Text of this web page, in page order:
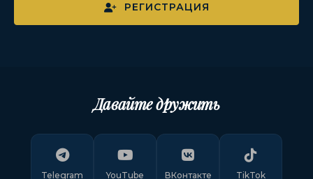
РЕГИСТРАЦИЯ
Давайте дружить
Telegram YouTube ВКонтакте TikTok